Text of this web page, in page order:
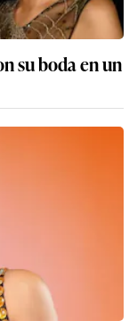
su boda en un